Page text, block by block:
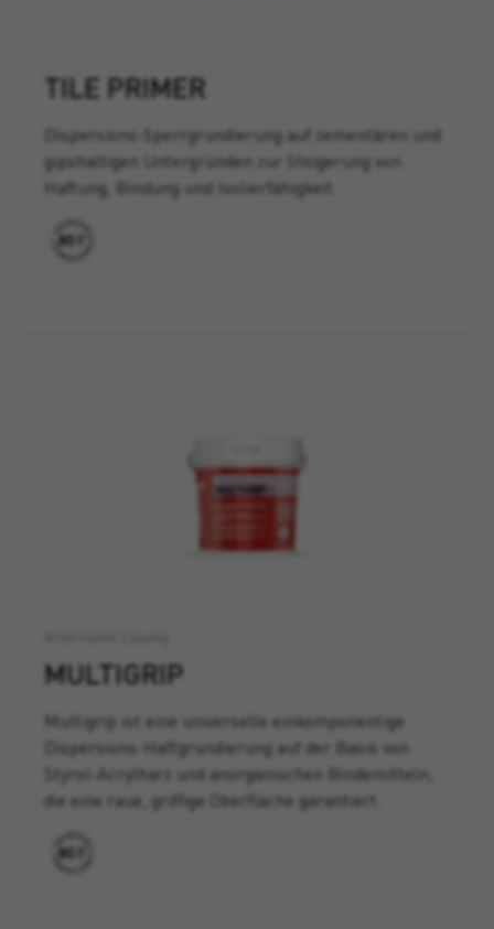
TILE PRIMER
Dispersions-Sperrgrundierung auf zementären und
gipshaltigen Untergründen zur Steigerung von
Haftung, Bindung und Isolierfähigkeit.
MULTIGRIP
Multigrip ist eine universelle einkomponentige
Dispersions-Haftgrundierung auf der Basis von
Styrol-Acrylharz und anorganischen Bindemitteln,
die eine raue, griffige Oberfläche garantiert.